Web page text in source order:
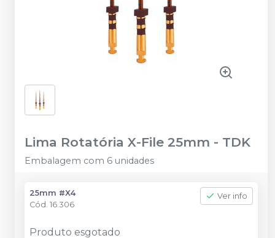
Lima Rotatória X-File 25mm - TDK
Embalagem com 6 unidades
25mm #X4
Cód. 16.306
Ver info
Produto esgotado